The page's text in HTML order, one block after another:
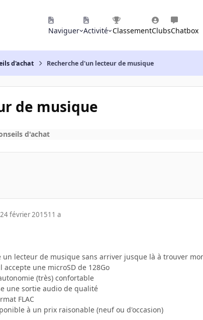
Naviguer Activité ClassementClubsChatbox
d'achat Recherche d'un lecteur de musique
de musique
d'achat
février 201511 a
un lecteur de musique sans arriver jusque là à trouver
accepte une microSD de 128Go
(très) confortable
une sortie audio de qualité
FLAC
à un prix raisonable (neuf ou d'occasion)